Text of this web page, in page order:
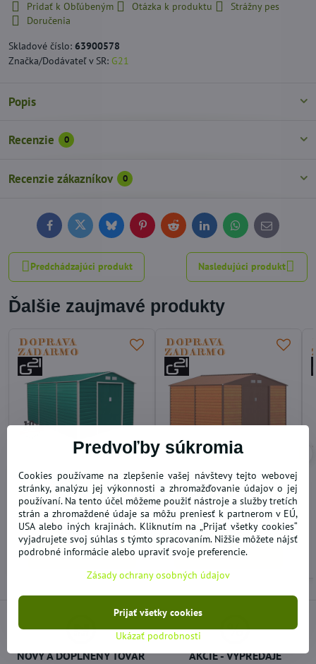
Pridať k Obľúbeným Otázka k produktu
Strážny pes
Doručenia
Skladové číslo: 63900578
Značka/Dodávateľ v SR: G21
Popis
Recenzie 0
Recenzie zákazníkov 0
FacebookTwitterBlueskyPinterestReddit LinkedInWhatsApp
E-
mail
Predchádzajúci produkt Nasledujúci produkt
Ďalšie zaujmavé produkty
Záhradný domček GAH
1300 - 340 x 205 x 382 cm ,
zelený
SKLADOM
866,02 €
Do košíka
Záhradný domček GAH
1085 - 340 x 319 cm hnedý
drevodekor
14 dní
778,49 €
Do košíka
NOVÝ A DOPLNENÝ TOVAR AKCIE - VÝPREDAJE
Predvoľby súkromia
Cookies používame na zlepšenie vašej návštevy tejto webovej
stránky, analýzu jej výkonnosti a zhromažďovanie údajov o jej
používaní. Na tento účel môžeme použiť nástroje a služby tretích
strán a zhromaždené údaje sa môžu preniesť k partnerom v EÚ,
USA alebo iných krajinách. Kliknutím na „Prijať všetky cookies“
vyjadrujete svoj súhlas s týmto spracovaním. Nižšie môžete nájsť
podrobné informácie alebo upraviť svoje preferencie.
Zásady ochrany osobných údajov
Ukázať podrobnosti
Prijať všetky cookies